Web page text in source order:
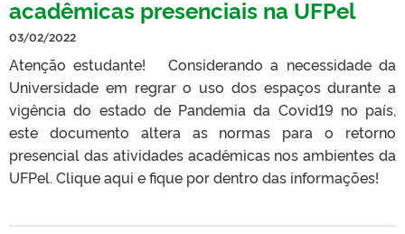
acadêmicas presenciais na UFPel
03/02/2022
Atenção estudante! Considerando a necessidade da
Universidade em regrar o uso dos espaços durante a
vigência do estado de Pandemia da Covid­19 no país,
este documento altera as normas para o retorno
presencial das atividades acadêmicas nos ambientes da
UFPel. Clique aqui e fique por dentro das informações!